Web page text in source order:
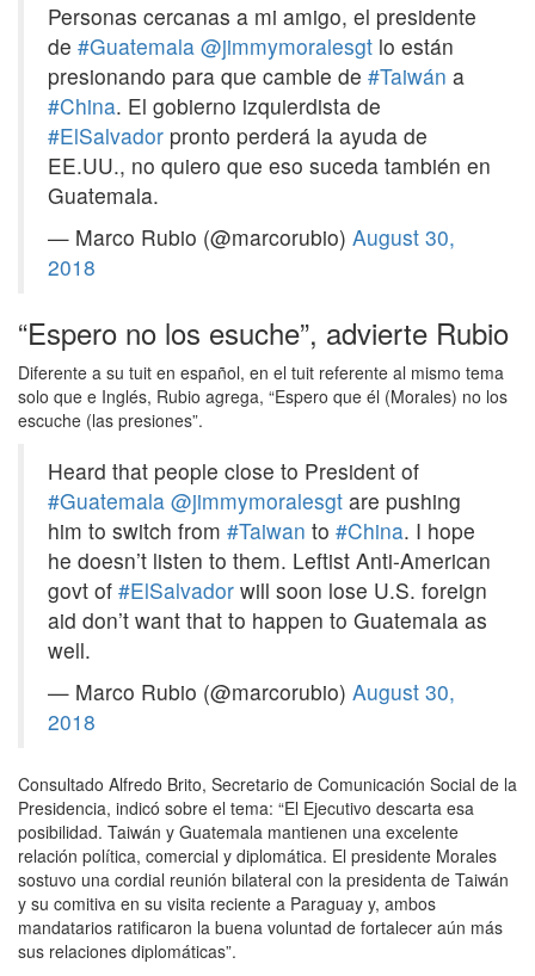
Personas cercanas a mi amigo, el presidente
de #Guatemala @jimmymoralesgt lo están
presionando para que cambie de #Taiwán a
#China. El gobierno izquierdista de
#ElSalvador pronto perderá la ayuda de
EE.UU., no quiero que eso suceda también en
Guatemala.
— Marco Rubio (@marcorubio) August 30,
2018
“Espero no los esuche”, advierte Rubio
Diferente a su tuit en español, en el tuit referente al mismo tema
solo que e Inglés, Rubio agrega, “Espero que él (Morales) no los
escuche (las presiones”.
Heard that people close to President of
#Guatemala @jimmymoralesgt are pushing
him to switch from #Taiwan to #China. I hope
he doesn’t listen to them. Leftist Anti-American
govt of #ElSalvador will soon lose U.S. foreign
aid don’t want that to happen to Guatemala as
well.
— Marco Rubio (@marcorubio) August 30,
2018
Consultado Alfredo Brito, Secretario de Comunicación Social de la
Presidencia, indicó sobre el tema: “El Ejecutivo descarta esa
posibilidad. Taiwán y Guatemala mantienen una excelente
relación política, comercial y diplomática. El presidente Morales
sostuvo una cordial reunión bilateral con la presidenta de Taiwán
y su comitiva en su visita reciente a Paraguay y, ambos
mandatarios ratificaron la buena voluntad de fortalecer aún más
sus relaciones diplomáticas”.